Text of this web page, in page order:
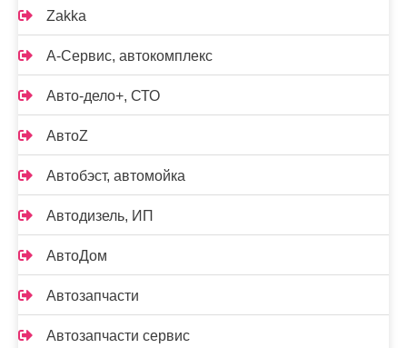
Zakka
А-Сервис, автокомплекс
Авто-дело+, СТО
АвтоZ
Автобэст, автомойка
Автодизель, ИП
АвтоДом
Автозапчасти
Автозапчасти сервис